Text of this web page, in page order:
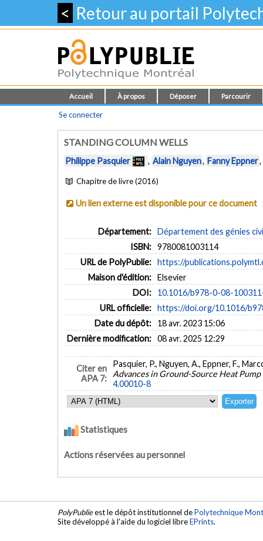
< Retour au portail
Accueil À propos Déposer Parcourir
Se connecter
STANDING COLUMN WELLS
Philippe Pasquier , Alain Nguyen, Fanny Eppner,
Chapitre de livre (2016)
Un lien externe est disponible pour ce document
Département: Département des génies
ISBN: 9780081003114
URL de PolyPublie: https://
Maison d'édition: Elsevier
DOI:
10.1016/b978-0-08-
URL officielle: https://doi.org/10.1016/
Date du dépôt:
18 avr. 2023 15:06
Dernière modification: 08 avr. 2025 12:29
Citer en
APA 7:
Pasquier, P., Nguyen, A., Eppner, F.,
Advances in Ground-Source Heat Pump
4.00010-8
Statistiques
Actions réservées au personnel
PolyPublieest le dépôt institutionnel dePolytechnique
Site développé à l'aide du logiciel libreEPrints.